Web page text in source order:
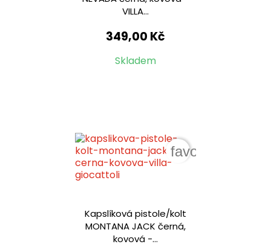
VILLA...
349,00 Kč
Skladem
Kapslíková pistole/kolt
MONTANA JACK černá,
kovová -...
favorite_border